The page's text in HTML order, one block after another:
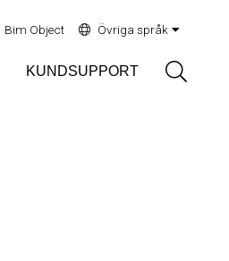
Bim Object Övriga språk
KUNDSUPPORT